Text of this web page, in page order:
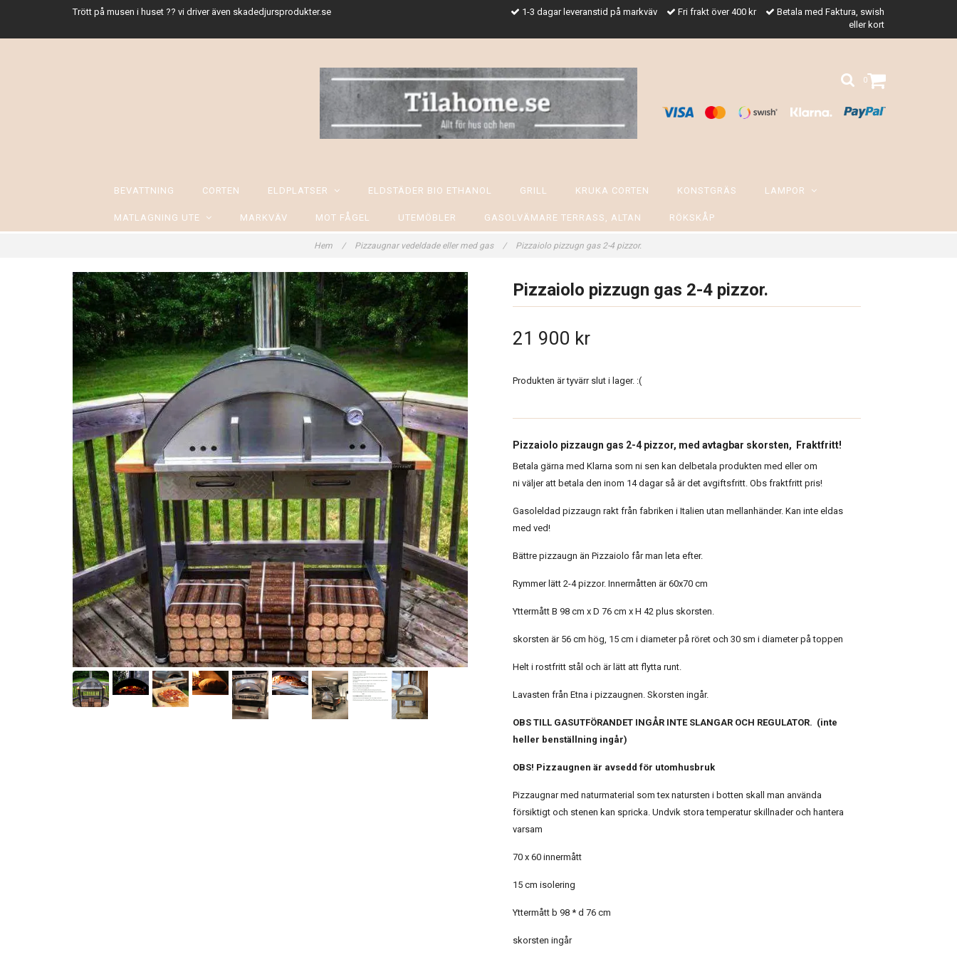
Trött på musen i huset ?? vi driver även skadedjursprodukter.se 1-3 dagar leveranstid på markväv Fri frakt över 400 kr
Betala med Faktura, swish
eller kort
0
BEVATTNING CORTEN ELDPLATSER ELDSTÄDER BIO ETHANOL GRILL KRUKA CORTEN KONSTGRÄS LAMPOR
MATLAGNING UTE MARKVÄV MOT FÅGEL UTEMÖBLER GASOLVÄMARE TERRASS, ALTAN RÖKSKÅP
Hem / Pizzaugnar vedeldade eller med gas / Pizzaiolo pizzugn gas 2-4 pizzor.
Pizzaiolo pizzugn gas 2-4 pizzor.
21 900 kr
Produkten är tyvärr slut i lager. :(
Pizzaiolo pizzaugn gas 2-4 pizzor, med avtagbar skorsten, Fraktfritt!
Betala gärna med Klarna som ni sen kan delbetala produkten med eller om
ni väljer att betala den inom 14 dagar så är det avgiftsfritt. Obs fraktfritt pris!
Gasoleldad pizzaugn rakt från fabriken i Italien utan mellanhänder. Kan inte eldas
med ved!
Bättre pizzaugn än Pizzaiolo får man leta efter.
Rymmer lätt 2-4 pizzor. Innermåtten är 60x70 cm
Yttermått B 98 cm x D 76 cm x H 42 plus skorsten.
skorsten är 56 cm hög, 15 cm i diameter på röret och 30 sm i diameter på toppen
Helt i rostfritt stål och är lätt att flytta runt.
Lavasten från Etna i pizzaugnen. Skorsten ingår.
OBS TILL GASUTFÖRANDET INGÅR INTE SLANGAR OCH REGULATOR. (inte
heller benställning ingår)
OBS! Pizzaugnen är avsedd för utomhusbruk
Pizzaugnar med naturmaterial som tex natursten i botten skall man använda
försiktigt och stenen kan spricka. Undvik stora temperatur skillnader och hantera
varsam
70 x 60 innermått
15 cm isolering
Yttermått b 98 * d 76 cm
skorsten ingår